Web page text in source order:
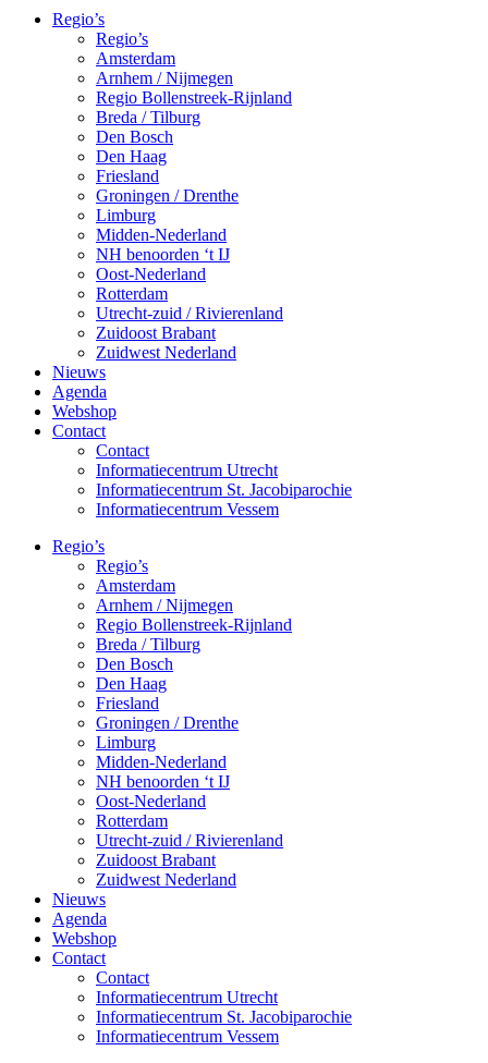
Regio’s
Regio’s
Amsterdam
Arnhem / Nijmegen
Regio Bollenstreek-Rijnland
Breda / Tilburg
Den Bosch
Den Haag
Friesland
Groningen / Drenthe
Limburg
Midden-Nederland
NH benoorden ‘t IJ
Oost-Nederland
Rotterdam
Utrecht-zuid / Rivierenland
Zuidoost Brabant
Zuidwest Nederland
Nieuws
Agenda
Webshop
Contact
Contact
Informatiecentrum Utrecht
Informatiecentrum St. Jacobiparochie
Informatiecentrum Vessem
Regio’s
Regio’s
Amsterdam
Arnhem / Nijmegen
Regio Bollenstreek-Rijnland
Breda / Tilburg
Den Bosch
Den Haag
Friesland
Groningen / Drenthe
Limburg
Midden-Nederland
NH benoorden ‘t IJ
Oost-Nederland
Rotterdam
Utrecht-zuid / Rivierenland
Zuidoost Brabant
Zuidwest Nederland
Nieuws
Agenda
Webshop
Contact
Contact
Informatiecentrum Utrecht
Informatiecentrum St. Jacobiparochie
Informatiecentrum Vessem